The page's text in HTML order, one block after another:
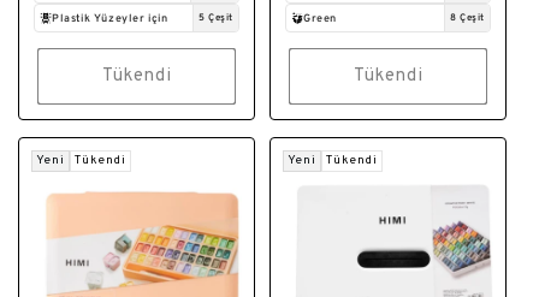
Plastik Yüzeyler için 5 Çeşit
Tükendi
Green 8 Çeşit
Tükendi
Yeni Tükendi Yeni Tükendi